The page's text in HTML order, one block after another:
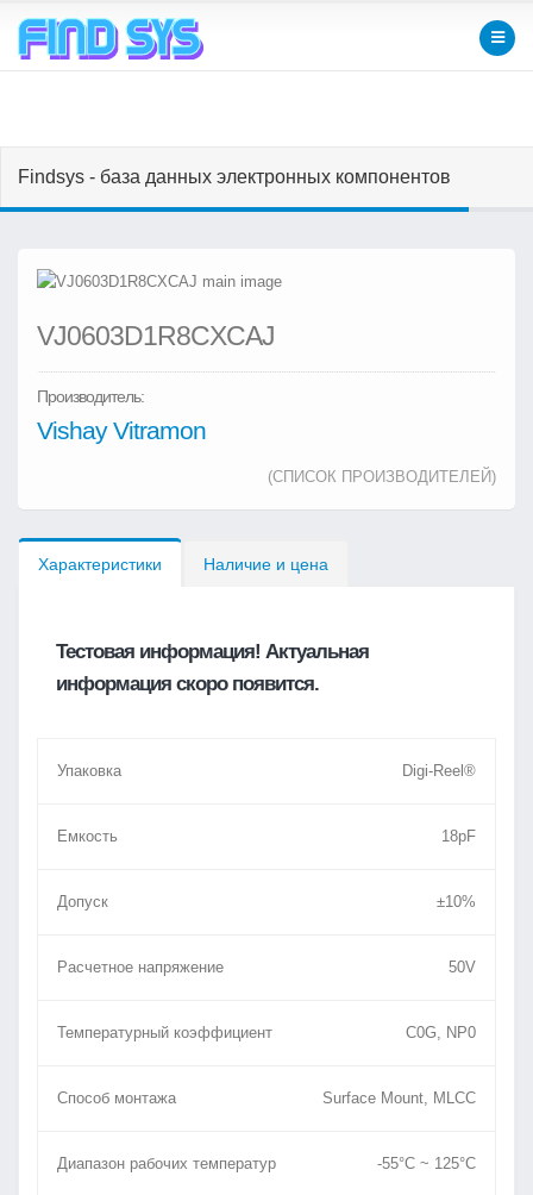
Findsys - база данных электронных компонентов
VJ0603D1R8CXCAJ
Производитель:
Vishay Vitramon
(СПИСОК ПРОИЗВОДИТЕЛЕЙ)
Характеристики Наличие и цена
Тестовая информация! Актуальная
информация скоро появится.
Упаковка Digi-Reel®
Емкость 18pF
Допуск ±10%
Расчетное напряжение 50V
Температурный коэффициент C0G, NP0
Способ монтажа Surface Mount, MLCC
Диапазон рабочих температур -55°C ~ 125°C